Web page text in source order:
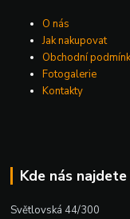
O nás
Jak nakupovat
Obchodní
Fotogalerie
Kontakty
Kde nás najdete
Světlovská 44/300